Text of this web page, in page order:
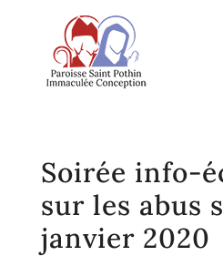
Soirée info-
sur les abus
janvier 2020